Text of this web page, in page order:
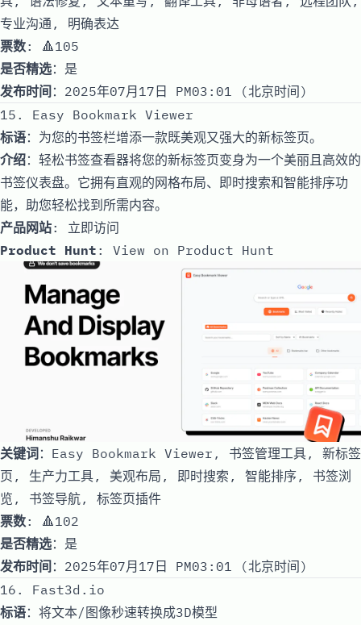
专业沟通, 明确表达
票数: 🔺105
是否精选：是
发布时间 ：2025年07月17日 PM03:01 (北京时间)
15. Easy Bookmark Viewer
标语：为您的书签栏增添一款既美观又强大的新标签页。
介绍：轻松书签查看器将您的新标签页变身为一个美丽且高效的
书签仪表盘。它拥有直观的网格布局、即时搜索和智能排序功
能，助您轻松找到所需内容。
产品网站: 立即访问
Product Hunt : View on Product Hunt
关键词：Easy Bookmark Viewer, 书签管理工具, 新标签
页, 生产力工具, 美观布局, 即时搜索, 智能排序, 书签浏
览, 书签导航, 标签页插件
票数: 🔺102
是否精选：是
发布时间 ：2025年07月17日 PM03:01 (北京时间)
16. Fast3d.io
标语：将文本/图像秒速转换成3D模型